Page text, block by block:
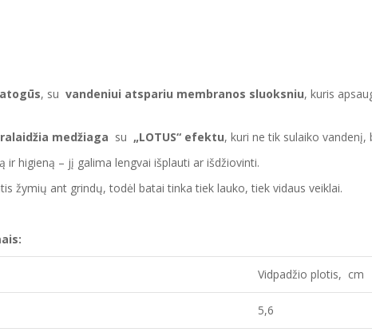
, su vandeniui atspariu membranos sluoksniu, kuris
medžiaga su „LOTUS“ efektu, kuri ne tik sulaiko
ir higieną – jį galima lengvai išplauti ar išdžiovinti.
žymių ant grindų, todėl batai tinka tiek lauko, tiek vidaus veiklai.
Vidpadžio plotis, cm
5,6